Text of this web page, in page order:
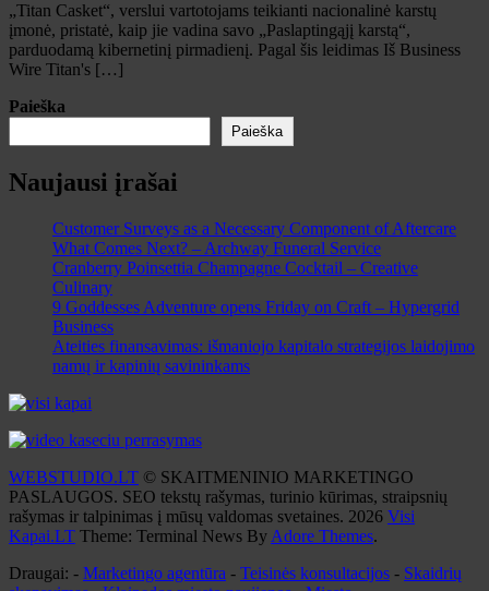
„Titan Casket“, verslui vartotojams teikianti nacionalinė karstų
įmonė, pristatė, kaip jie vadina savo „Paslaptingąjį karstą“,
parduodamą kibernetinį pirmadienį. Pagal šis leidimas Iš Business
Wire Titan's […]
Paieška
Paieška
Naujausi įrašai
Customer Surveys as a Necessary Component of Aftercare
What Comes Next? – Archway Funeral Service
Cranberry Poinsettia Champagne Cocktail – Creative
Culinary
9 Goddesses Adventure opens Friday on Craft – Hypergrid
Business
Ateities finansavimas: išmaniojo kapitalo strategijos laidojimo
namų ir kapinių savininkams
WEBSTUDIO.LT © SKAITMENINIO MARKETINGO
PASLAUGOS. SEO tekstų rašymas, turinio kūrimas, straipsnių
rašymas ir talpinimas į mūsų valdomas svetaines. 2026 Visi
Kapai.LT Theme: Terminal News By Adore Themes.
Draugai: - Marketingo agentūra - Teisinės konsultacijos - Skaidrių